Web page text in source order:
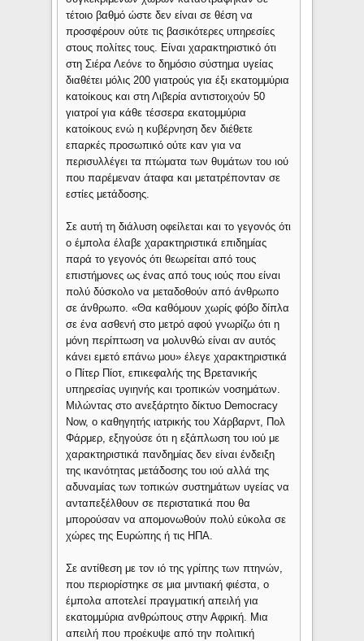
τέτοιο βαθμό ώστε δεν είναι σε θέση να
προσφέρουν ούτε τις βασικότερες υπηρεσίες
στους πολίτες τους. Είναι χαρακτηριστικό ότι
στη Σιέρα Λεόνε το δημόσιο σύστημα υγείας
διαθέτει μόλις 200 γιατρούς για έξι εκατομμύρια
κατοίκους και στη Λιβερία αντιστοιχούν 50
γιατροί για κάθε τέσσερα εκατομμύρια
κατοίκους ενώ η κυβέρνηση δεν διέθετε
επαρκές προσωπικό ούτε καν για να
περισυλλέγει τα πτώματα των θυμάτων του ιού
που παρέμεναν άταφα και μετατρέπονταν σε
εστίες μετάδοσης.
Σε αυτή τη διάλυση οφείλεται και το γεγονός ότι
ο έμπολα έλαβε χαρακτηριστικά επιδημίας
παρά το γεγονός ότι θεωρείται από τους
επιστήμονες ως ένας από τους ιούς που είναι
πολύ δύσκολο να μεταδοθούν από άνθρωπο
σε άνθρωπο. «Θα καθόμουν χωρίς φόβο δίπλα
σε ένα ασθενή στο μετρό αφού γνωρίζω ότι η
μόνη περίπτωση να μολυνθώ είναι αν αυτός
κάνει εμετό επάνω μου» έλεγε χαρακτηριστικά
ο Πίτερ Πίοτ, επικεφαλής της Βρετανικής
υπηρεσίας υγιηνής και τροπικών νοσημάτων.
Μιλώντας στο ανεξάρτητο δίκτυο Democracy
Now, ο καθηγητής ιατρικής του Χάρβαρντ, Πολ
Φάρμερ, εξηγούσε ότι η εξάπλωση του ιού με
χαρακτηριστικά πανδημίας δεν είναι ένδειξη
της ικανότητας μετάδοσης του ιού αλλά της
αδυναμίας των τοπικών συστημάτων υγείας να
ανταπεξέλθουν σε περιστατικά που θα
μπορούσαν να απομονωθούν πολύ εύκολα σε
χώρες της Ευρώπης ή τις ΗΠΑ.
Σε αντίθεση με τον ιό της γρίπης των πτηνών,
που περιορίστηκε σε μια μιντιακή φιέστα, ο
έμπολα αποτελεί πραγματική απειλή για
εκατομμύρια ανθρώπους στην Αφρική. Μια
απειλή που προέκυψε από την πολιτική